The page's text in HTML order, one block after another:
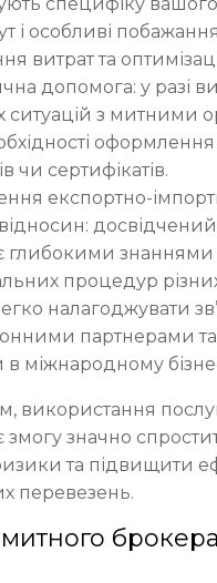
специфіку
і особливі
витрат та
допомога: у разі
ситуацій з митними
чи сертифікатів.
експортно-
глибокими знаннями
процедур
налагоджувати
партнерами та
міжнародному
використання
змогу значно
та підвищити
перевезень.